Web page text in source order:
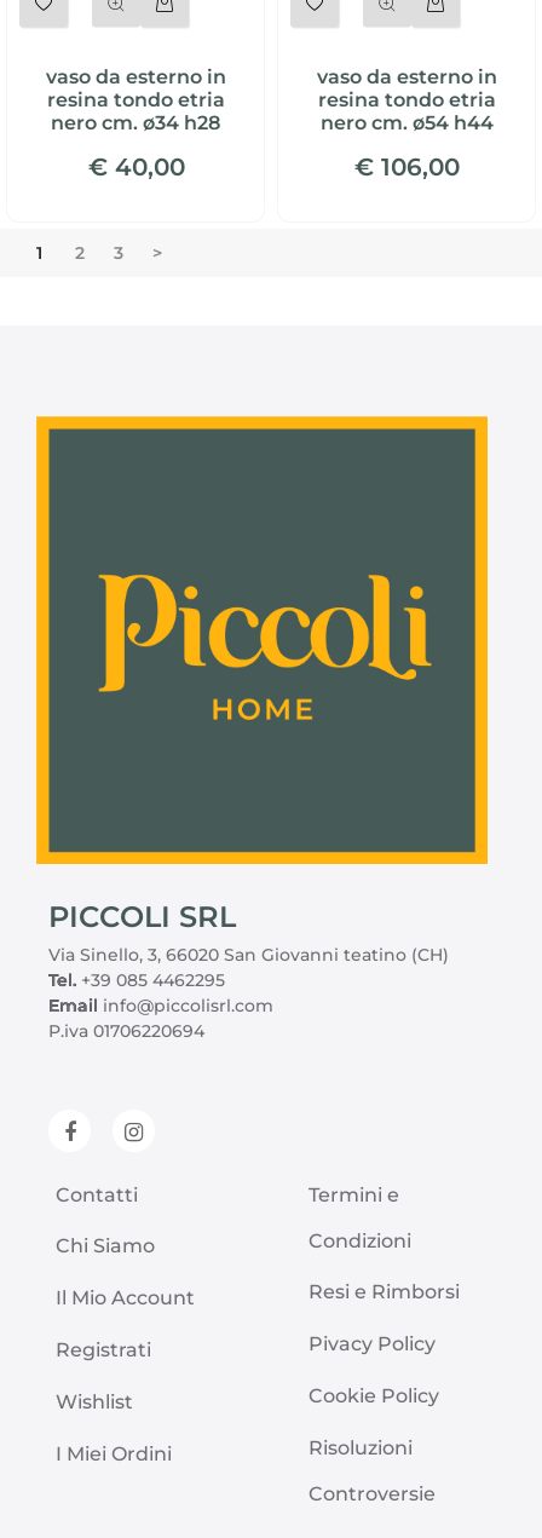
vaso da esterno in
resina tondo etria
nero cm. ø34 h28
€ 40,00
vaso da esterno in
resina tondo etria
nero cm. ø54 h44
€ 106,00
1 2 3 >
PICCOLI SRL
Via Sinello, 3, 66020 San Giovanni teatino (CH)
Tel. +39 085 4462295
Email info@piccolisrl.com
P.iva 01706220694
Contatti
Chi Siamo
Il Mio Account
Registrati
Wishlist
I Miei Ordini
Termini e
Condizioni
Resi e Rimborsi
Pivacy Policy
Cookie Policy
Risoluzioni
Controversie